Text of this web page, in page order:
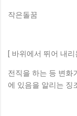
작은돌꿈
[ 바위에서 뛰어 내
전직을 하는 등 변화
에 있음을 알리는 징